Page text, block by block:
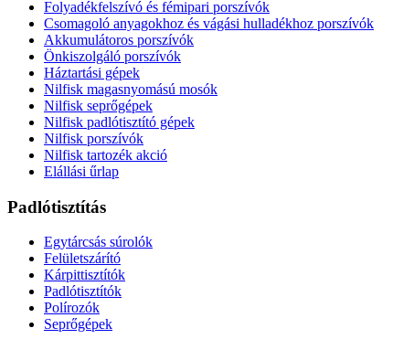
Folyadékfelszívó és fémipari porszívók
Csomagoló anyagokhoz és vágási hulladékhoz porszívók
Akkumulátoros porszívók
Önkiszolgáló porszívók
Háztartási gépek
Nilfisk magasnyomású mosók
Nilfisk seprőgépek
Nilfisk padlótisztító gépek
Nilfisk porszívók
Nilfisk tartozék akció
Elállási űrlap
Padlótisztítás
Egytárcsás súrolók
Felületszárító
Kárpittisztítók
Padlótisztítók
Polírozók
Seprőgépek